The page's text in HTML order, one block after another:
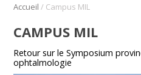
Accueil / Campus MIL
CAMPUS MIL
Retour sur le Symposium
ophtalmologie